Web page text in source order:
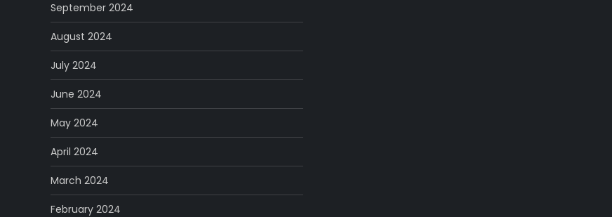
September 2024
August 2024
July 2024
June 2024
May 2024
April 2024
March 2024
February 2024